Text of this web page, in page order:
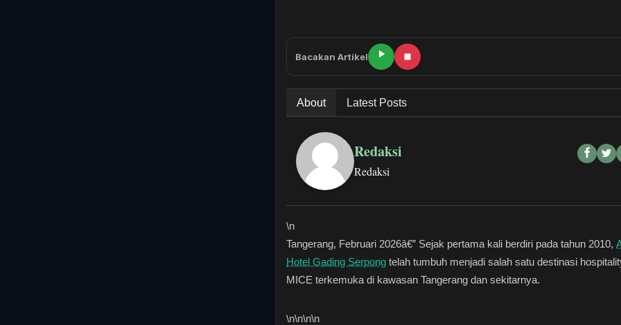
Bacakan Artikel
About Latest Posts
Redaksi
Redaksi
\n
Tangerang, Februari 2026â€” Sejak pertama kali berdiri pada tahun 2010,
Hotel Gading Serpong telah tumbuh menjadi salah satu destinasi
MICE terkemuka di kawasan Tangerang dan sekitarnya.
\n\n\n\n